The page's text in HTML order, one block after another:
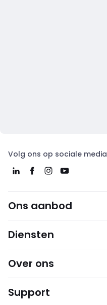
Volg ons op sociale media
Ons aanbod
Diensten
Over ons
Support